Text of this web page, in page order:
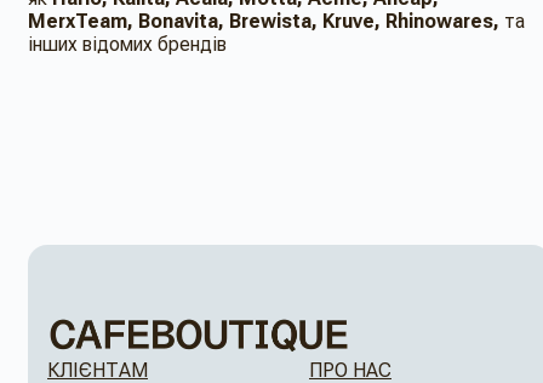
MerxTeam, Bonavita, Brewista, Kruve, Rhinowares, та
інших відомих брендів
КЛІЄНТАМ
ПРО НАС